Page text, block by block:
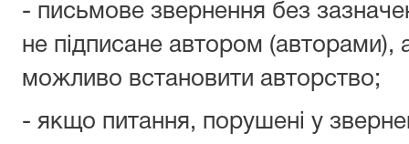
- письмове звернення без
не підписане автором (авторами),
можливо встановити авторство;
- якщо питання, порушені у